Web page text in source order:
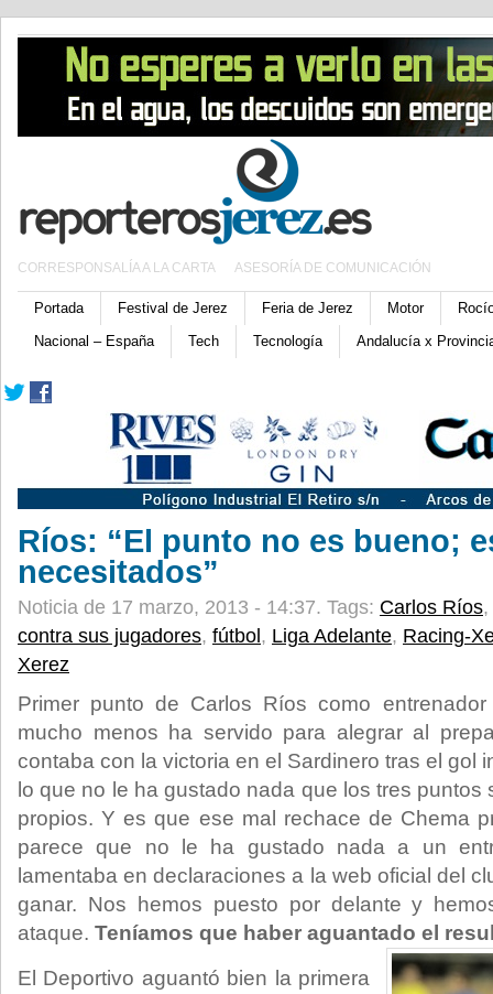
CORRESPONSALÍA A LA CARTA ASESORÍA DE COMUNICACIÓN
Portada Festival de Jerez Feria de Jerez Motor
Nacional – España
Tech Tecnología Andalucía x
Ríos: “El punto no es bueno;
necesitados”
Noticia de 17 marzo, 2013 - 14:37. Tags: Carlos Ríos,
contra sus jugadores, fútbol , Liga Adelante, Racing-
Xerez
Primer punto de Carlos Ríos como
mucho menos ha servido para alegrar al
contaba con la victoria en el Sardinero tras el gol
lo que no le ha gustado nada que los tres puntos
propios. Y es que ese mal rechace de Chema
parece que no le ha gustado nada a un
lamentaba en declaraciones a la web oficial del
ganar. Nos hemos puesto por delante y
ataque. Teníamos que haber aguantado el
El Deportivo aguantó bien la primera